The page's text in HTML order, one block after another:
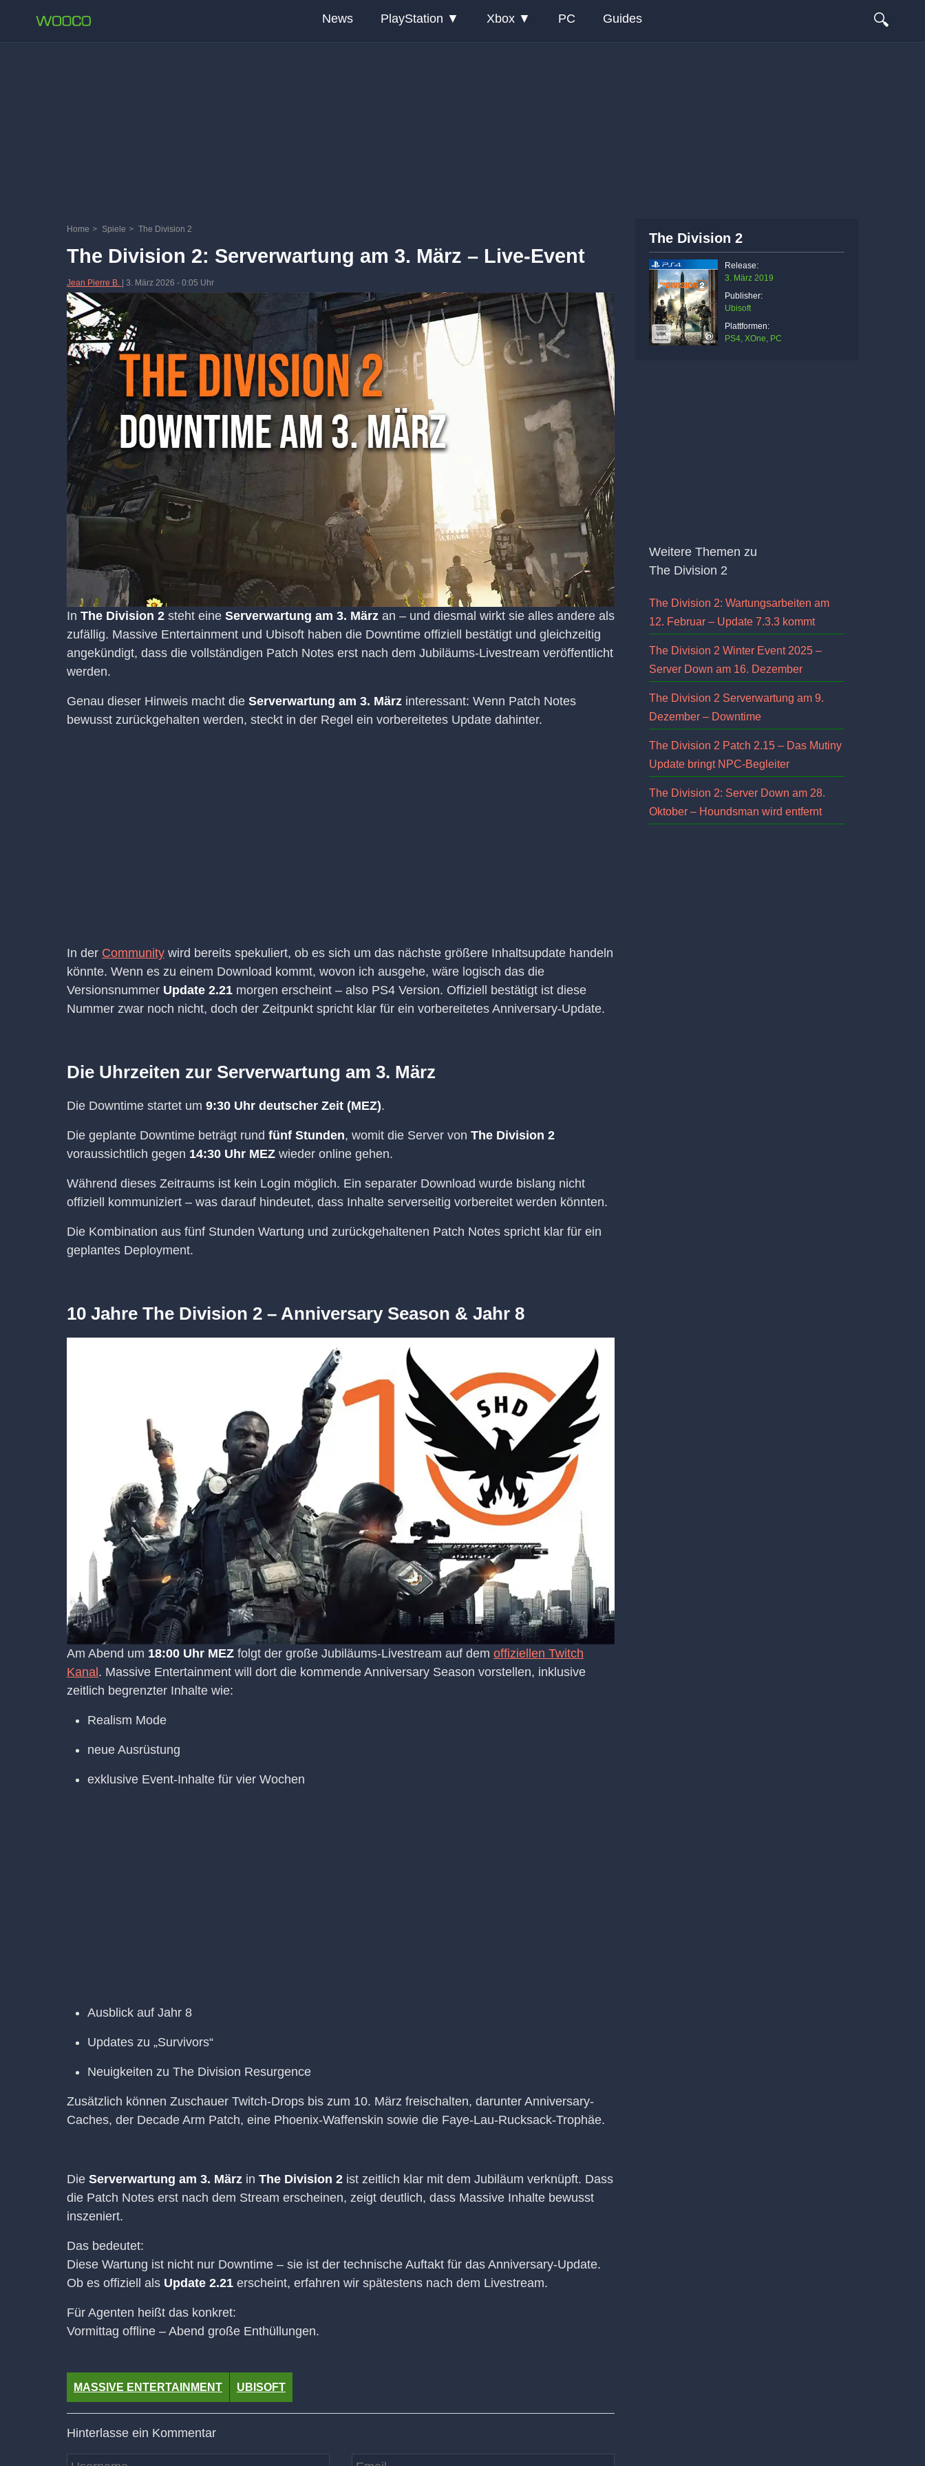
News PlayStation Xbox PC Guides 🔍
Home > Spiele > The Division 2
The Division 2: Serverwartung am 3. März – Live-Event
Jean Pierre B. 3. März 2026 - 0:05 Uhr
In The Division 2 steht eine Serverwartung am 3. März an – und diesmal wirkt sie alles andere als
zufällig. Massive Entertainment und Ubisoft haben die Downtime offiziell bestätigt und gleichzeitig
angekündigt, dass die vollständigen Patch Notes erst nach dem Jubiläums-Livestream veröffentlicht
werden.
Genau dieser Hinweis macht die Serverwartung am 3. März interessant: Wenn Patch Notes
bewusst zurückgehalten werden, steckt in der Regel ein vorbereitetes Update dahinter.
In der Community wird bereits spekuliert, ob es sich um das nächste größere Inhaltsupdate handeln
könnte. Wenn es zu einem Download kommt, wovon ich ausgehe, wäre logisch das die
Versionsnummer Update 2.21 morgen erscheint – also PS4 Version. Offiziell bestätigt ist diese
Nummer zwar noch nicht, doch der Zeitpunkt spricht klar für ein vorbereitetes Anniversary-Update.
Die Uhrzeiten zur Serverwartung am 3. März
Die Downtime startet um 9:30 Uhr deutscher Zeit (MEZ).
Die geplante Downtime beträgt rund fünf Stunden, womit die Server von The Division 2
voraussichtlich gegen 14:30 Uhr MEZ wieder online gehen.
Während dieses Zeitraums ist kein Login möglich. Ein separater Download wurde bislang nicht
offiziell kommuniziert – was darauf hindeutet, dass Inhalte serverseitig vorbereitet werden könnten.
Die Kombination aus fünf Stunden Wartung und zurückgehaltenen Patch Notes spricht klar für ein
geplantes Deployment.
10 Jahre The Division 2 – Anniversary Season & Jahr 8
Am Abend um 18:00 Uhr MEZ folgt der große Jubiläums-Livestream auf dem offiziellen Twitch
Kanal. Massive Entertainment will dort die kommende Anniversary Season vorstellen, inklusive
zeitlich begrenzter Inhalte wie:
Realism Mode
neue Ausrüstung
exklusive Event-Inhalte für vier Wochen
Ausblick auf Jahr 8
Updates zu „Survivors“
Neuigkeiten zu The Division Resurgence
Zusätzlich können Zuschauer Twitch-Drops bis zum 10. März freischalten, darunter Anniversary-
Caches, der Decade Arm Patch, eine Phoenix-Waffenskin sowie die Faye-Lau-Rucksack-Trophäe.
Die Serverwartung am 3. März in The Division 2 ist zeitlich klar mit dem Jubiläum verknüpft. Dass
die Patch Notes erst nach dem Stream erscheinen, zeigt deutlich, dass Massive Inhalte bewusst
inszeniert.
Das bedeutet:
Diese Wartung ist nicht nur Downtime – sie ist der technische Auftakt für das Anniversary-Update.
Ob es offiziell als Update 2.21 erscheint, erfahren wir spätestens nach dem Livestream.
Für Agenten heißt das konkret:
Vormittag offline – Abend große Enthüllungen.
MASSIVE ENTERTAINMENT UBISOFT
Hinterlasse ein Kommentar
The Division 2
Release:
3. März 2019
Publisher:
Ubisoft
Plattformen:
PS4, XOne, PC
Weitere Themen zu
The Division 2
The Division 2: Wartungsarbeiten am
12. Februar – Update 7.3.3 kommt
The Division 2 Winter Event 2025 –
Server Down am 16. Dezember
The Division 2 Serverwartung am 9.
Dezember – Downtime
The Division 2 Patch 2.15 – Das Mutiny
Update bringt NPC-Begleiter
The Division 2: Server Down am 28.
Oktober – Houndsman wird entfernt